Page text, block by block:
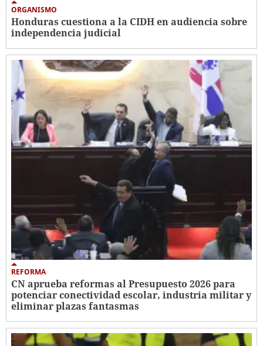
ORGANISMO
Honduras cuestiona a la CIDH en audiencia sobre
independencia judicial
REFORMA
CN aprueba reformas al Presupuesto 2026 para
potenciar conectividad escolar, industria militar y
eliminar plazas fantasmas